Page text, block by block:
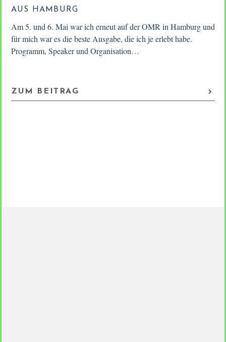
AUS HAMBURG
Am 5. und 6. Mai war ich erneut auf der OMR in Hamburg und
für mich war es die beste Ausgabe, die ich je erlebt habe.
Programm, Speaker und Organisation…
ZUM BEITRAG